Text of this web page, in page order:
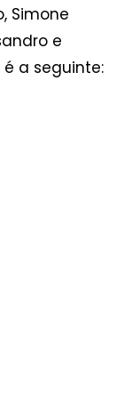
Simone
e
é a seguinte: